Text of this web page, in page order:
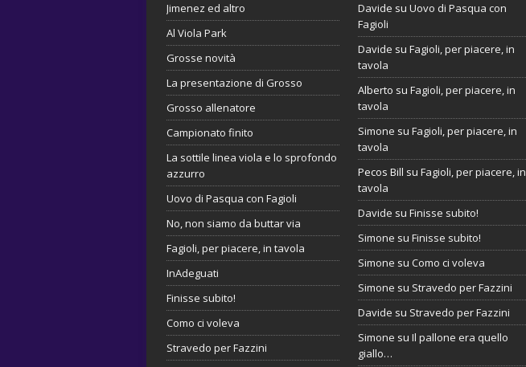
Jimenez ed altro
Al Viola Park
Grosse novità
La presentazione di Grosso
Grosso allenatore
Campionato finito
La sottile linea viola e lo sprofondo
azzurro
Uovo di Pasqua con Fagioli
No, non siamo da buttar via
Fagioli, per piacere, in tavola
InAdeguati
Finisse subito!
Como ci voleva
Stravedo per Fazzini
Davide suUovo di Pasqua con
Fagioli
Davide suFagioli, per piacere, in
tavola
Alberto suFagioli, per piacere, in
tavola
Simone suFagioli, per piacere, in
tavola
Pecos Bill suFagioli, per piacere, in
tavola
Davide suFinisse subito!
Simone suFinisse subito!
Simone suComo ci voleva
Simone su Stravedo per Fazzini
Davide su Stravedo per Fazzini
Simone suIl pallone era quello
giallo…